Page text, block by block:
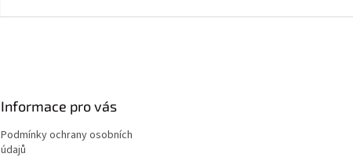
Informace pro vás
Podmínky ochrany osobních
údajů